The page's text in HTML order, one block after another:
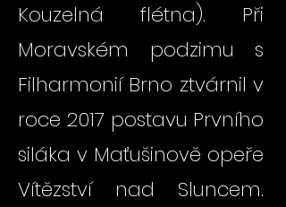
Kouzelná flétna). Při
Moravském podzimu s
Filharmonií Brno ztvárnil v
roce 2017 postavu Prvního
siláka v Maťušinově opeře
Vítězství nad Sluncem.